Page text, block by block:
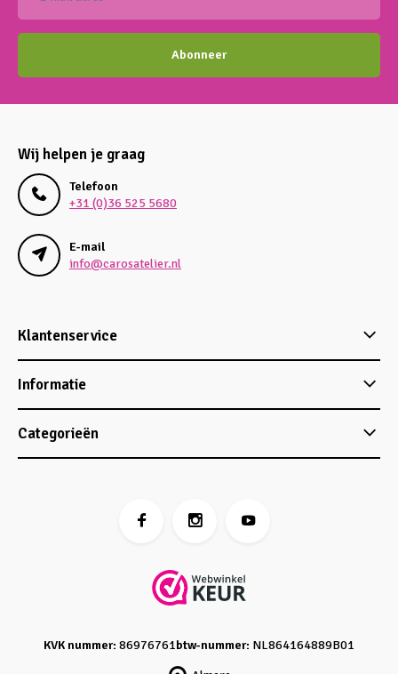
Abonneer
Wij helpen je graag
Telefoon
+31 (0)36 525 5680
E-mail
info@carosatelier.nl
Klantenservice
Informatie
Categorieën
KVK nummer: 86976761btw-nummer: NL864164889B01